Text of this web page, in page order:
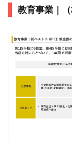
教育事業｜